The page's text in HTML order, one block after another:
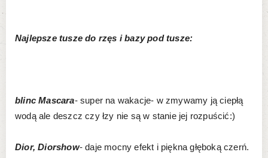
Najlepsze tusze do rzęs i bazy pod tusze:
blinc Mascara- super na wakacje- w zmywamy ją ciepłą
wodą ale deszcz czy łzy nie są w stanie jej rozpuścić:)
Dior, Diorshow- daje mocny efekt i piękna głęboką czerń.